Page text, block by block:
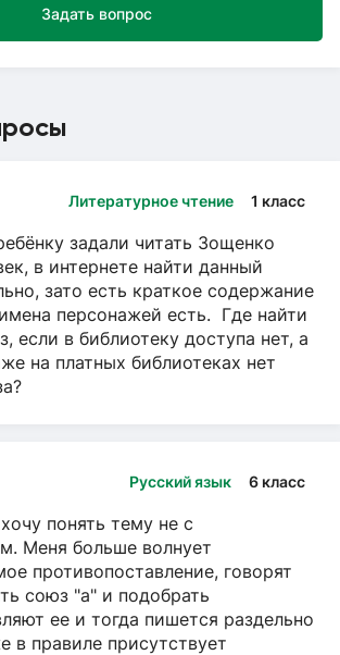
Задать вопрос
Литературное чтение 1 класс
задали читать Зощенко
в интернете найти данный
зато есть краткое содержание
персонажей есть. Где найти
если в библиотеку доступа нет, а
на платных библиотеках нет
Русский язык 6 класс
понять тему не с
Меня больше волнует
противопоставление, говорят
союз "а" и подобрать
ее и тогда пишется раздельно
в правиле присутствует